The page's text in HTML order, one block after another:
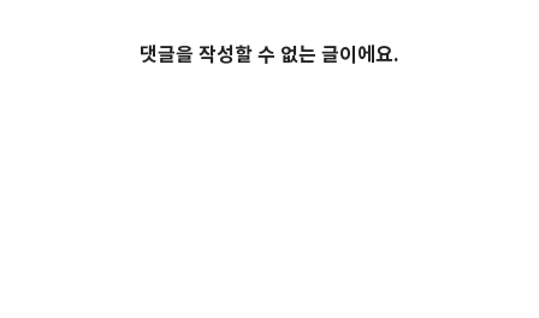
댓글을 작성할 수 없는 글이에요.